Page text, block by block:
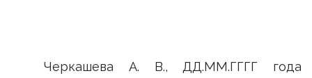
Черкашева А. В., ДД.ММ.ГГГГ года